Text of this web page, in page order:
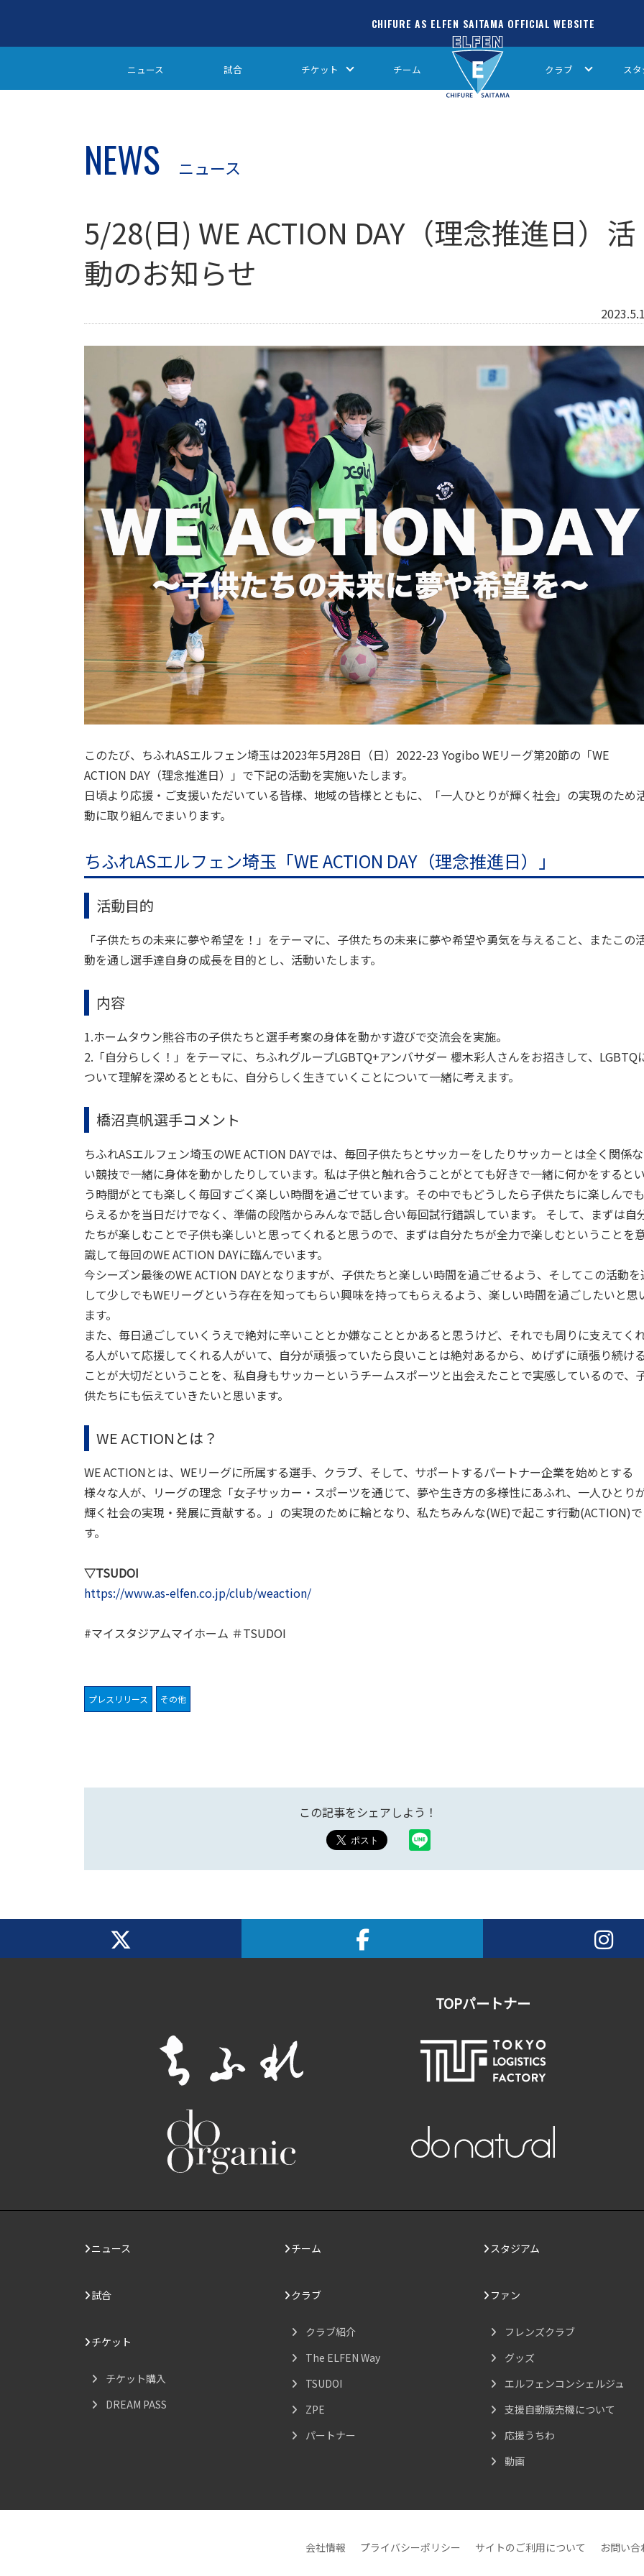
CHIFURE AS ELFEN SAITAMA OFFICIAL WEBSITE
ニュース 試合 チケット チーム クラブ ス
NEWS ニュース
5/28(日) WE ACTION DAY（理念推進日）活
動のお知らせ
このたび、ちふれASエルフェン埼玉は2023年5月28日（日）2022-23 Yogibo WEリーグ第20節の「WE
ACTION DAY（理念推進日）」で下記の活動を実施いたします。
日頃より応援・ご支援いただいている皆様、地域の皆様とともに、「一人ひとりが輝く社会」の実現のため
動に取り組んでまいります。
ちふれASエルフェン埼玉「WE ACTION DAY（理念推進日）」
活動目的
「子供たちの未来に夢や希望を！」をテーマに、子供たちの未来に夢や希望や勇気を与えること、またこの
動を通し選手達自身の成長を目的とし、活動いたします。
内容
1.ホームタウン熊谷市の子供たちと選手考案の身体を動かす遊びで交流会を実施。
2.「自分らしく！」をテーマに、ちふれグループLGBTQ+アンバサダー 櫻木彩人さんをお招きして、LGBTQ
ついて理解を深めるとともに、自分らしく生きていくことについて一緒に考えます。
橋沼真帆選手コメント
ちふれASエルフェン埼玉のWE ACTION DAYでは、毎回子供たちとサッカーをしたりサッカーとは全く関係な
い競技で一緒に身体を動かしたりしています。私は子供と触れ合うことがとても好きで一緒に何かをすると
う時間がとても楽しく毎回すごく楽しい時間を過ごせています。その中でもどうしたら子供たちに楽しんでも
らえるかを当日だけでなく、準備の段階からみんなで話し合い毎回試行錯誤しています。 そして、まずは自
たちが楽しむことで子供も楽しいと思ってくれると思うので、まずは自分たちが全力で楽しむということを
識して毎回のWE ACTION DAYに臨んでいます。
今シーズン最後のWE ACTION DAYとなりますが、子供たちと楽しい時間を過ごせるよう、そしてこの活動を
して少しでもWEリーグという存在を知ってもらい興味を持ってもらえるよう、楽しい時間を過ごしたいと思
ます。
また、毎日過ごしていくうえで絶対に辛いこととか嫌なこととかあると思うけど、それでも周りに支えてく
る人がいて応援してくれる人がいて、自分が頑張っていたら良いことは絶対あるから、めげずに頑張り続け
ことが大切だということを、私自身もサッカーというチームスポーツと出会えたことで実感しているので、
供たちにも伝えていきたいと思います。
WE ACTIONとは？
WE ACTIONとは、WEリーグに所属する選手、クラブ、そして、サポートするパートナー企業を始めとする
様々な人が、リーグの理念「女子サッカー・スポーツを通じて、夢や生き方の多様性にあふれ、一人ひとり
輝く社会の実現・発展に貢献する。」の実現のために輪となり、私たちみんな(WE)で起こす行動(ACTION)で
す。
▽TSUDOI
https://www.as-elfen.co.jp/club/weaction/
#マイスタジアムマイホーム ＃TSUDOI
プレスリリース その他
この記事をシェアしよう！
TOPパートナー
ニュース
試合
チケット
チケット購入
DREAM PASS
チーム
クラブ
クラブ紹介
The ELFEN Way
TSUDOI
ZPE
パートナー
スタジアム
ファン
フレンズクラブ
グッズ
エルフェンコンシェルジュ
支援自動販売機について
応援うちわ
動画
会社情報 プライバシーポリシー サイトのご利用について お問い合